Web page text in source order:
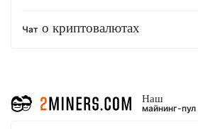
Чат о криптовалютах
Наш
майнинг-пул